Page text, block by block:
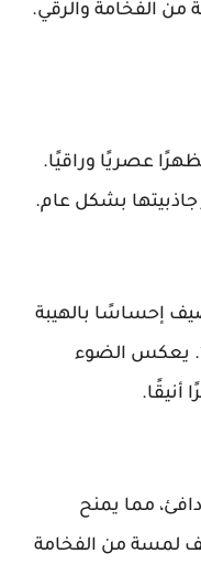
الفخامة والرقي.
عصريًا وراقيًا.
بشكل عام.
إحساسًا بالهيبة
والحداثة لسيارة مرسيدس بنز 190. يعكس الضوء
مما يمنح
لمسة من الفخامة